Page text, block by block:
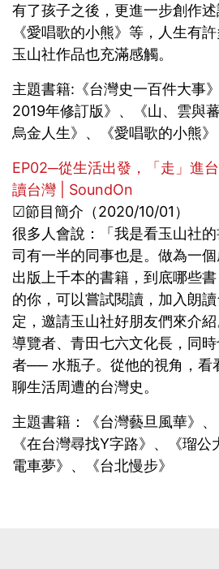
有了孩子之後，更進一步創作
《愛唱歌的小熊》等，人生有
玉山社作品也充滿感觸。
主題書籍:《台灣史一百件大事
2019年修訂版》、《山、雲與
烏金人生》、《愛唱歌的小熊》
EP02─從生活出發，「走」進
讀台灣 | SoundOn
☑節目簡介（2020/10/01）
很多人會說：「我是看玉山社
司有一半的同事也是。做為一
出版上千本的書籍，到底哪些
的你，可以嘗試閱讀，加入朗
定，邀請玉山社好朋友們來介
導覽者、青田七六文化長，同
者── 水瓶子。從他的視角，看
聊生活周遭的台灣史。
主題書籍：《台灣藝旦風華》、
《在台灣尋找Y字路》、《瑠
電車夢》、《台北慢步》